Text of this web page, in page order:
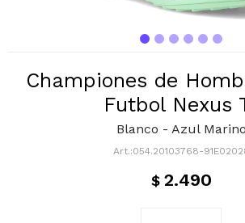
Championes de
Futbol Nexus
Blanco - Azul Marino
054.20103768-
$ 2.490